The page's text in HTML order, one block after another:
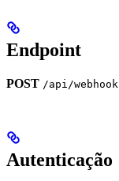
Endpoint
POST /api/
Autenticação